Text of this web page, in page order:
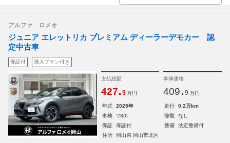
アルファ ロメオ
ジュニア エレットリカ プレミアム ディーラーデモカー 認
定中古車
保証付 購入プラン付き
支払総額
427.9 万円
本体価格
409. 9 万円
年式 2025年 走行
0.2万km
車検
'28/6 修復
なし
保証
保証付 整備
法定整備付
住所
岡山県 岡山市北区